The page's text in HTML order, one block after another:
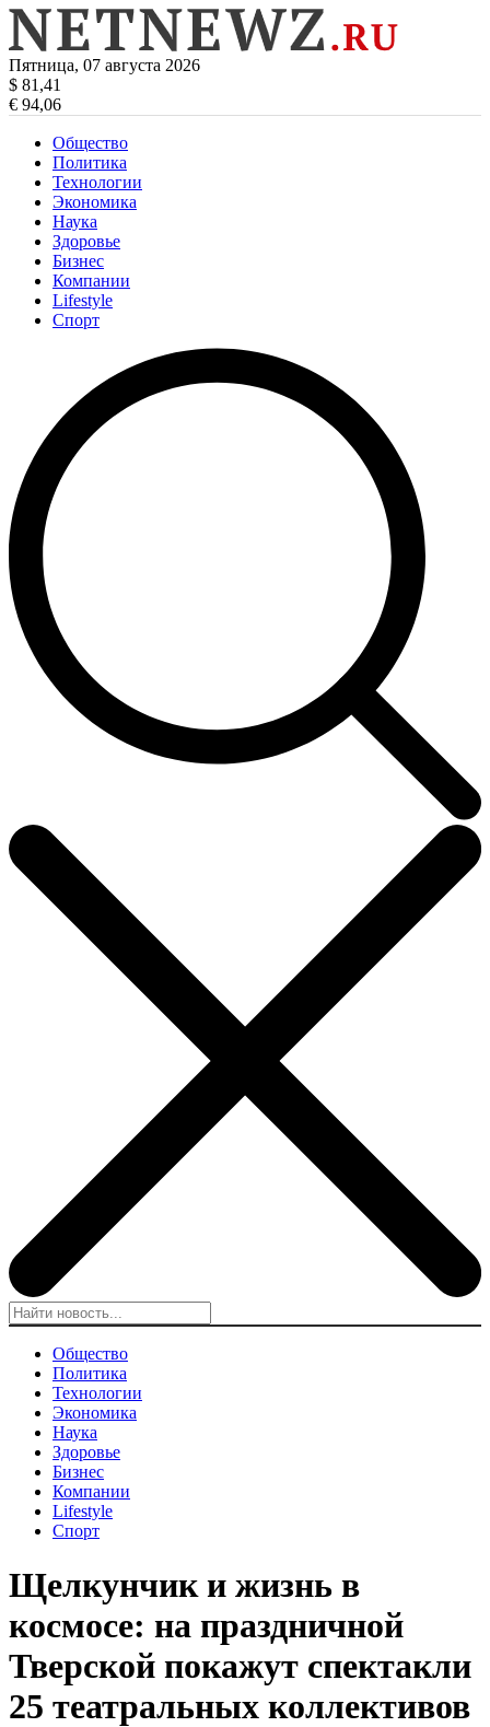
Пятница, 07 августа 2026
$ 81,41
€ 94,06
Общество
Политика
Технологии
Экономика
Наука
Здоровье
Бизнес
Компании
Lifestyle
Спорт
Общество
Политика
Технологии
Экономика
Наука
Здоровье
Бизнес
Компании
Lifestyle
Спорт
Щелкунчик и жизнь в
космосе: на праздничной
Тверской покажут спектакли
25 театральных коллективов